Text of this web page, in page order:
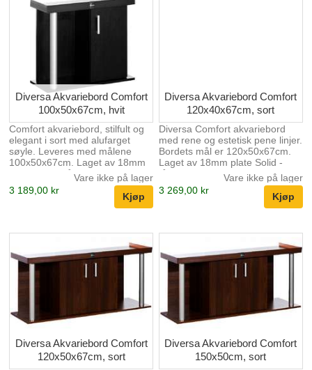
Diversa Akvariebord Comfort
100x50x67cm, hvit
Comfort akvariebord, stilfult og
elegant i sort med alufarget
søyle. Leveres med målene
100x50x67cm. Laget av 18mm
plate Solid - tåler belastning
over 1000kg Leveres med kant
som skjuler sanden i fremkant
av akvariet Plass til filter og
Vare ikke på lager
3 189,00 kr
Diversa Akvariebord Comfort
120x40x67cm, sort
Diversa Comfort akvariebord
med rene og estetisk pene linjer.
Bordets mål er 120x50x67cm.
Laget av 18mm plate Solid -
tåler belastning over 1000kg
Leveres med kant som skjuler
sanden i fremkant av akvariet
Vare ikke på lager
3 269,00 kr
Diversa Akvariebord Comfort
120x50x67cm, sort
Diversa Akvariebord Comfort
150x50cm, sort